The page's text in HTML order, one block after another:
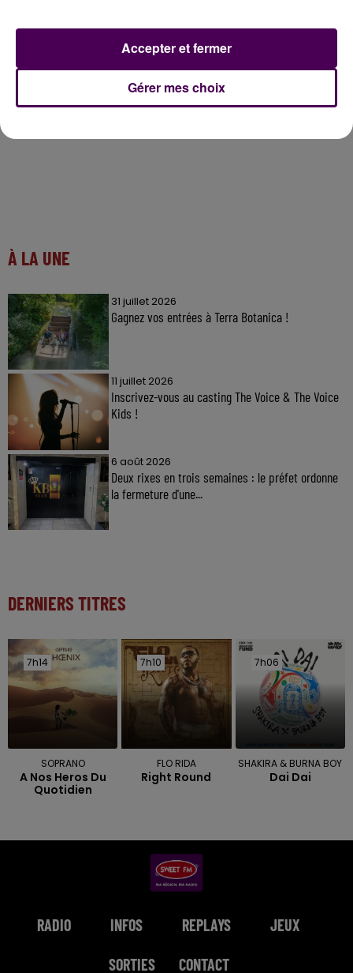
https://t.co/tTFs5FQGW8
— Sweet FM (@SweetFmRadio)February 22, 2025
À LA UNE
31 juillet 2026
Gagnez vos entrées à Terra Botanica !
11 juillet 2026
Inscrivez-vous au casting The Voice & The Voice
Kids !
6 août 2026
Deux rixes en trois semaines : le préfet ordonne
la fermeture d'une...
DERNIERS TITRES
7h14
7h14
SOPRANO
A Nos Heros Du
Quotidien
7h10
7h10
FLO RIDA
Right Round
7h06
7h06
SHAKIRA & BURNA BOY
Dai Dai
RADIO INFOS REPLAYS JEUX
SORTIES CONTACT
Gérer mes choix
Accepter et fermer